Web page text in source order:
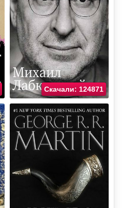
Скачали: 124871